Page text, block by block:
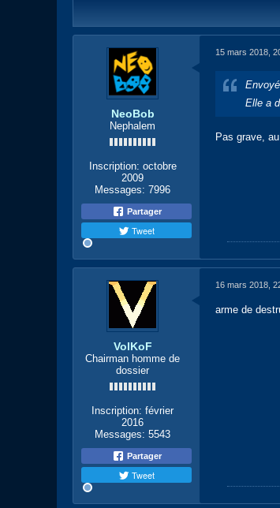
NeoBob
Nephalem
Inscription: octobre
2009
Messages: 7996
Partager
Tweet
15 mars 2018,
Elle a
Pas grave,
VolKoF
Chairman homme de
dossier
Inscription: février
2016
Messages: 5543
Partager
Tweet
16 mars 2018,
arme de